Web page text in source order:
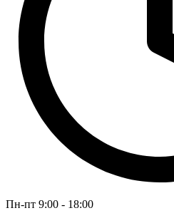
Пн-пт 9:00 - 18:00